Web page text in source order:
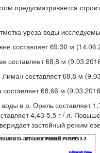
предусматривается
уреза воды
составляет 69,30 м
составляет 68,8 м
Лиман составляет 68,8 м
составляет 68,66 м
воды в р. Орель составляет
4,43-5,5 г / л.
застойный режим